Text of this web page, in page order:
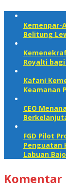
Kemenpar-
Belitung
Royalti
Kafani
Keamanan
CEO
FGD Pilot
Penguatan
Labuan Bajo
Komentar